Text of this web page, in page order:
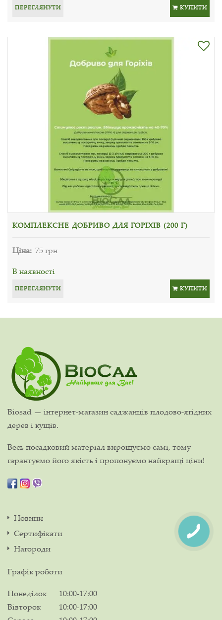
ПЕРЕГЛЯНУТИ КУПИТИ
КОМПЛЕКСНЕ ДОБРИВО ДЛЯ ГОРІХІВ (200 Г)
Ціна: 75 грн
В наявності
ПЕРЕГЛЯНУТИ КУПИТИ
Biosad — інтернет-магазин саджанців плодово-ягідних
дерев і кущів.
Весь посадковий матеріал вирощуємо самі, тому
гарантуємо його якість і пропонуємо найкращі ціни!
Новини
Сертифікати
Нагороди
Графік роботи
Понеділок
10:00-17:00
Вівторок
10:00-17:00